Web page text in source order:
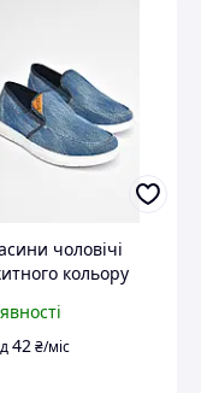
чоловічі
кольору
доставка
42 ₴/міс